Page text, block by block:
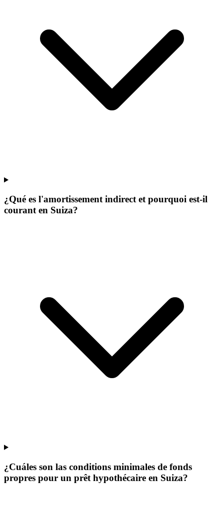
¿Qué es l'amortissement indirect et pourquoi est-il
courant en Suiza?
¿Cuáles son las conditions minimales de fonds
propres pour un prêt hypothécaire en Suiza?